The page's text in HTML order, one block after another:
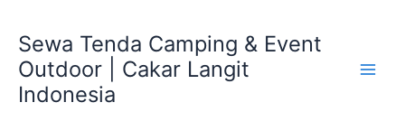
content
Sewa Tenda Camping & Event
Outdoor | Cakar Langit
Indonesia